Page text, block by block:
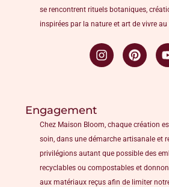
se rencontrent rituels botaniques,
inspirées par la nature et art de vivre
Engagement
Chez Maison Bloom, chaque création
soin, dans une démarche artisanale et
privilégions autant que possible des
recyclables ou compostables et
aux matériaux reçus afin de limiter